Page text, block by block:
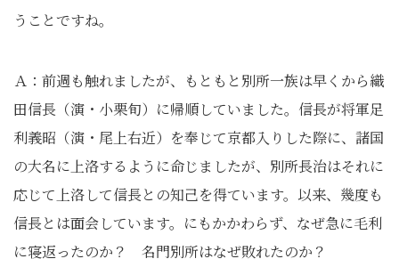
うことですね。
Ａ：前週も触れましたが、もともと別所一族は早くから織
田信長（演・小栗旬）に帰順していました。信長が将軍足
利義昭（演・尾上右近）を奉じて京都入りした際に、諸国
の大名に上洛するように命じましたが、別所長治はそれに
応じて上洛して信長との知己を得ています。以来、幾度も
信長とは面会しています。にもかかわらず、なぜ急に毛利
に寝返ったのか？ 名門別所はなぜ敗れたのか？